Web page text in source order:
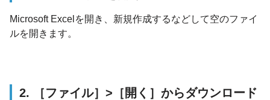
Microsoft Excelを開き、新規作成するなどして空のファイ
ルを開きます。
2. ［ファイル］>［開く］からダウンロード